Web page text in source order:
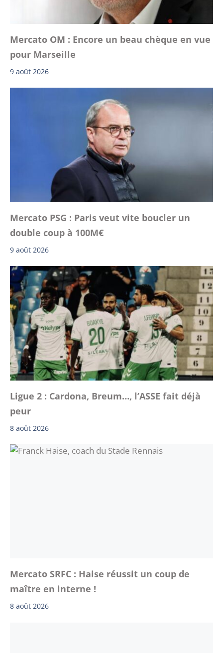
Mercato OM : Encore un beau chèque en vue
pour Marseille
9 août 2026
Mercato PSG : Paris veut vite boucler un
double coup à 100M€
9 août 2026
Ligue 2 : Cardona, Breum…, l’ASSE fait déjà
peur
8 août 2026
Mercato SRFC : Haise réussit un coup de
maître en interne !
8 août 2026